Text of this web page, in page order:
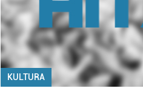
KULTURA